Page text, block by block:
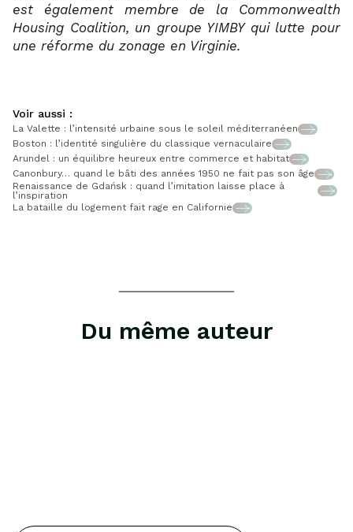
est également membre de la Commonwealth
Housing Coalition, un groupe YIMBY qui lutte pour
une réforme du zonage en Virginie.
Voir aussi :
La Valette : l’intensité urbaine sous le soleil méditerranéen
Boston : l’identité singulière du classique vernaculaire
Arundel : un équilibre heureux entre commerce et habitat
Canonbury… quand le bâti des années 1950 ne fait pas son âge
Renaissance de Gdańsk : quand l’imitation laisse place à
l’inspiration
La bataille du logement fait rage en Californie
Du même auteur